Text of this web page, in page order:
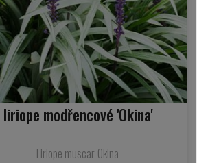
liriope modřencové 'Okina'
Liriope muscar 'Okina'